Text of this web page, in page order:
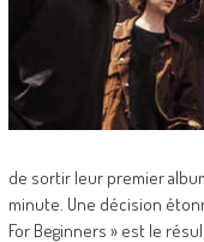
de sortir leur premier
minute. Une décision
For Beginners » est le